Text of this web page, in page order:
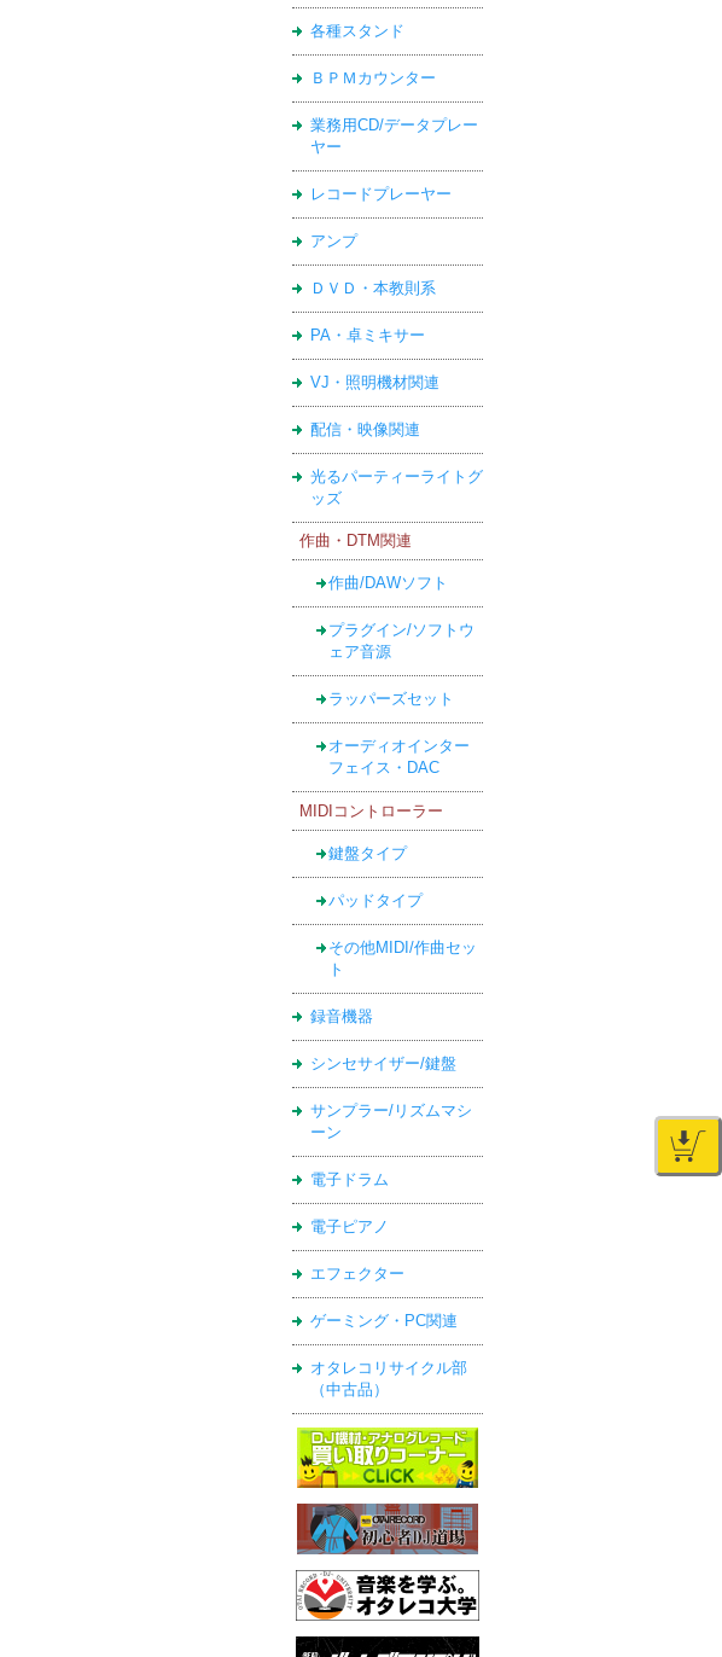
各種スタンド
ＢＰＭカウンター
業務用CD/データプレー
ヤー
レコードプレーヤー
アンプ
ＤＶＤ・本教則系
PA・卓ミキサー
VJ・照明機材関連
配信・映像関連
光るパーティーライトグ
ッズ
作曲・DTM関連
作曲/DAWソフト
プラグイン/ソフトウ
ェア音源
ラッパーズセット
オーディオインター
フェイス・DAC
MIDIコントローラー
鍵盤タイプ
パッドタイプ
その他MIDI/作曲セッ
ト
録音機器
シンセサイザー/鍵盤
サンプラー/リズムマシ
ーン
電子ドラム
電子ピアノ
エフェクター
ゲーミング・PC関連
オタレコリサイクル部
（中古品）